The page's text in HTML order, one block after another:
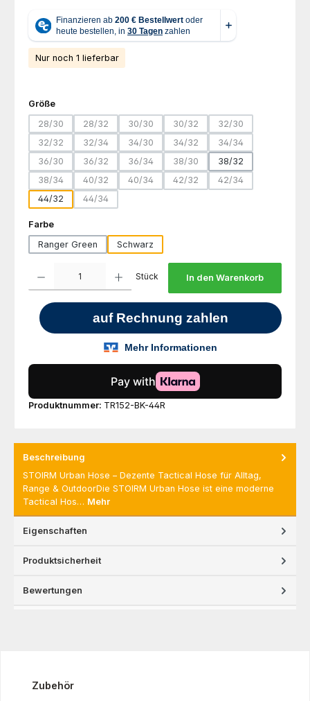
Nur noch 1 lieferbar
Größeauswählen
28/30
(Diese Option ist zurzeit nicht verfügbar.)
28/32
(Diese Option ist zurzeit nicht verfügbar.)
30/30
(Diese Option ist zurzeit nicht verfügbar.)
30/32
(Diese Option ist zurzeit nicht
32/30
(Diese Option ist
32/32
(Diese Option ist zurzeit nicht verfügbar.)
32/34
(Diese Option ist zurzeit nicht verfügbar.)
34/30
(Diese Option ist zurzeit nicht verfügbar.)
34/32
(Diese Option ist zurzeit nicht
34/34
(Diese Option ist
36/30
(Diese Option ist zurzeit nicht verfügbar.)
36/32
(Diese Option ist zurzeit nicht verfügbar.)
36/34
(Diese Option ist zurzeit nicht verfügbar.)
38/30
(Diese Option ist zurzeit nicht
38/32
38/34
(Diese Option ist zurzeit nicht verfügbar.)
40/32
(Diese Option ist zurzeit nicht verfügbar.)
40/34
(Diese Option ist zurzeit nicht verfügbar.)
42/32
(Diese Option ist zurzeit nicht
42/34
(Diese Option ist
44/32 44/34
(Diese Option ist zurzeit nicht verfügbar.)
Farbeauswählen
Ranger Green
Schwarz
Stück In den Warenkorb
Produktnummer: TR152-BK-44R
Beschreibung
STOIRM Urban Hose – Dezente Tactical Hose für Alltag,
Range & OutdoorDie STOIRM Urban Hose ist eine moderne
Tactical Hos… Mehr
Eigenschaften
Produktsicherheit
Bewertungen
Produktgalerie überspringen
Zubehör